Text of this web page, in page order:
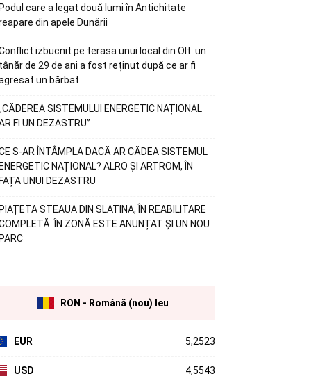
Podul care a legat două lumi în Antichitate
din apele Dunării
izbucnit pe terasa unui local din Olt: un
tânăr de 29 de ani a fost reținut după ce ar fi
un bărbat
SISTEMULUI ENERGETIC NAȚIONAL
FI UN DEZASTRU”
S-AR ÎNTÂMPLA DACĂ AR CĂDEA SISTEMUL
ENERGETIC NAȚIONAL? ALRO ȘI ARTROM, ÎN
FAȚA UNUI DEZASTRU
PIAȚETA STEAUA DIN SLATINA, ÎN REABILITARE
ÎN ZONĂ ESTE ANUNȚAT ȘI UN NOU
PARC
RON - Română (nou) leu
EUR 5,2523
USD 4,5543